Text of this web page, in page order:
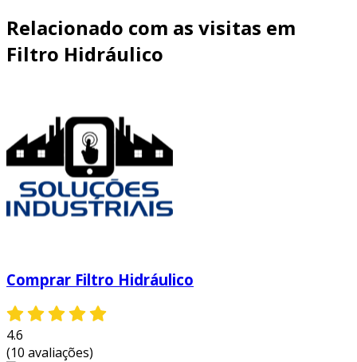
Relacionado com as visitas em
Filtro Hidráulico
Comprar Filtro Hidráulico
4.6
(10 avaliações)